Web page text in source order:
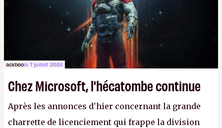
peut commencer à fantasmer.A.
ackboole 7 juillet 2026
Chez Microsoft, l'hécatombe continue
Après les annonces d'hier concernant la grande
charrette de licenciement qui frappe la division